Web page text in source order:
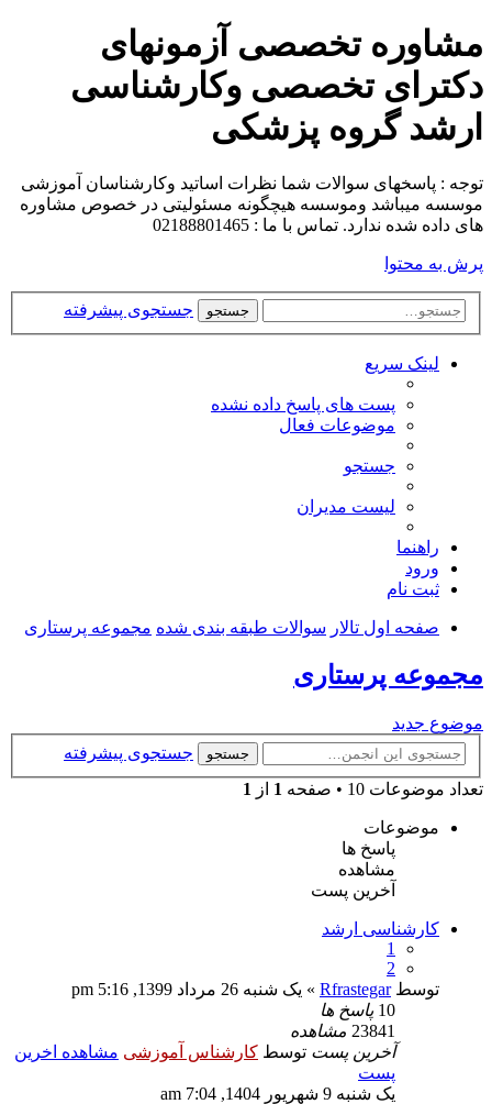
مشاوره تخصصی آزمونهای
دکترای تخصصی وکارشناسی
ارشد گروه پزشکی
توجه : پاسخهای سوالات شما نظرات اساتید وکارشناسان آموزشی
موسسه میباشد وموسسه هیچگونه مسئولیتی در خصوص مشاوره
های داده شده ندارد. تماس با ما : 02188801465
پرش به محتوا
جستجو جستجوی پیشرفته
لینک سریع
پست های پاسخ داده نشده
موضوعات فعال
جستجو
لیست مدیران
راهنما
ورود
ثبت نام
صفحه اول تالار سوالات طبقه بندی شده مجموعه پرستاری
مجموعه پرستاری
موضوع جدید
جستجو
جستجوی پیشرفته
تعداد موضوعات 10 • صفحه
1 از 1
موضوعات
پاسخ ها
مشاهده
آخرین پست
کارشناسی ارشد
1
2
توسطRfrastegar » یک شنبه 26 مرداد 1399, 5:16 pm
10 پاسخ ها
23841 مشاهده
آخرین پست توسط کارشناس آموزشی مشاهده اخرین
پست
یک شنبه 9 شهریور 1404, 7:04 am